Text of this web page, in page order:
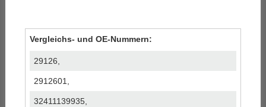
Vergleichs- und OE-Nummern:
29126,
2912601,
32411139935,